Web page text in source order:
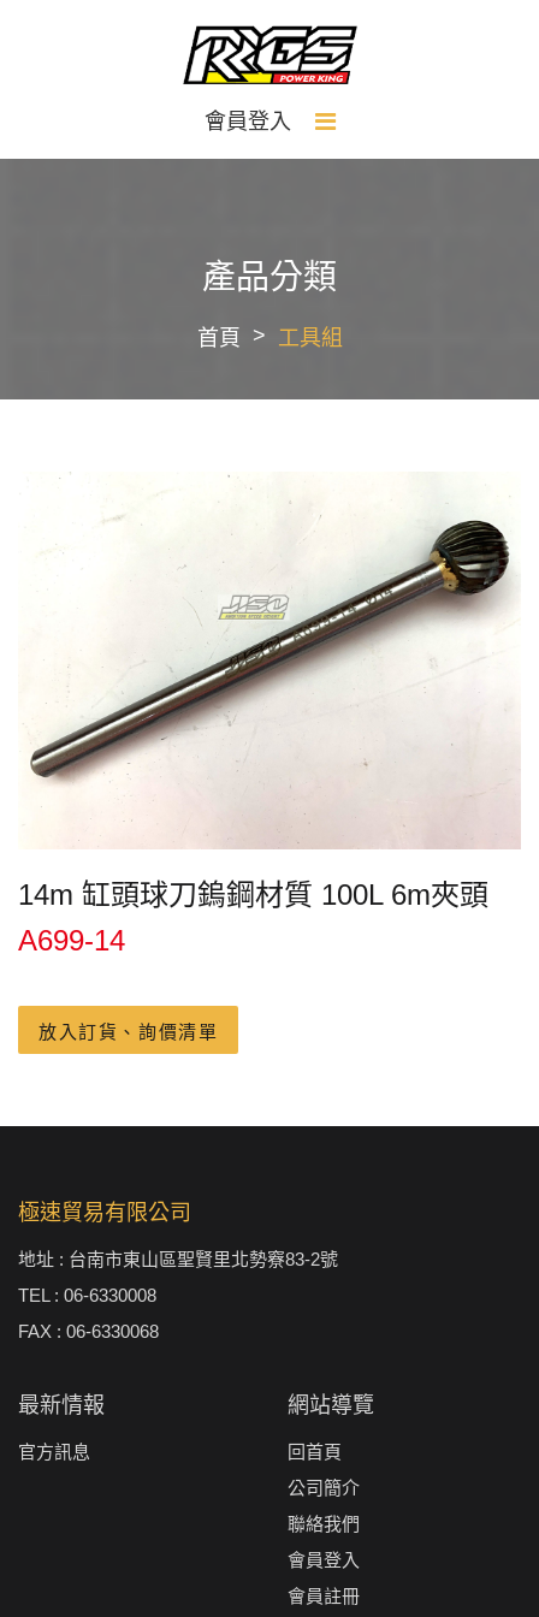
會員登入
產品分類
首頁 工具組
14m 缸頭球刀鎢鋼材質 100L 6m夾頭
A699-14
放入訂貨、詢價清單
極速貿易有限公司
地址 : 台南市東山區聖賢里北勢竂83-2號
TEL : 06-6330008
FAX : 06-6330068
最新情報
官方訊息
網站導覽
回首頁
公司簡介
聯絡我們
會員登入
會員註冊